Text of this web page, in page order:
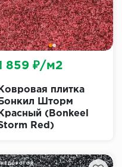
Ковровая плитка
Бонкил Шторм
Красный (Bonkeel
Red)
859 ₽/м2
НЕДОРОГОЙ